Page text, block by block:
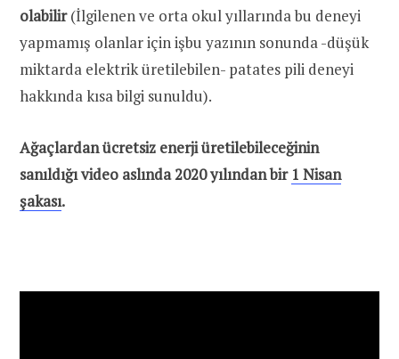
olabilir(İlgilenen ve orta okul yıllarında bu deneyi
yapmamış olanlar için işbu yazının sonunda -düşük
miktarda elektrik üretilebilen- patates pili deneyi
hakkında kısa bilgi sunuldu).
Ağaçlardan ücretsiz enerji üretilebileceğinin
sanıldığı video aslında 2020 yılından bir 1 Nisan
şakası.